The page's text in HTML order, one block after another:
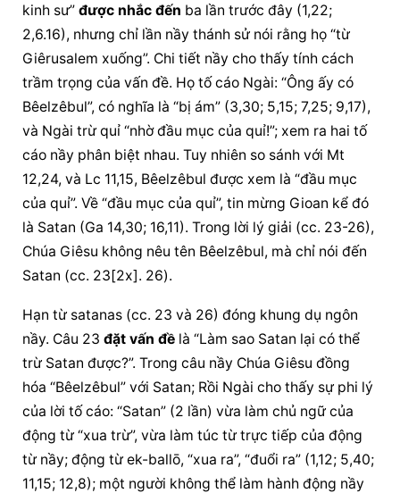
kinh sư” được nhắc đến ba lần trước đây (1,22;
2,6.16), nhưng chỉ lần nầy thánh sử nói rằng họ “từ
Giêrusalem xuống”. Chi tiết nầy cho thấy tính cách
trầm trọng của vấn đề. Họ tố cáo Ngài: “Ông ấy có
Bêelzêbul”, có nghĩa là “bị ám” (3,30; 5,15; 7,25; 9,17),
và Ngài trừ quỉ “nhờ đầu mục của quỉ!”; xem ra hai tố
cáo nầy phân biệt nhau. Tuy nhiên so sánh với Mt
12,24, và Lc 11,15, Bêelzêbul được xem là “đầu mục
của quỉ”. Về “đầu mục của quỉ”, tin mừng Gioan kể đó
là Satan (Ga 14,30; 16,11). Trong lời lý giải (cc. 23-26),
Chúa Giêsu không nêu tên Bêelzêbul, mà chỉ nói đến
Satan (cc. 23[2x]. 26).
Hạn từ satanas (cc. 23 và 26) đóng khung dụ ngôn
nầy. Câu 23 đặt vấn đề là “Làm sao Satan lại có thể
trừ Satan được?”. Trong câu nầy Chúa Giêsu đồng
hóa “Bêelzêbul” với Satan; Rồi Ngài cho thấy sự phi lý
của lời tố cáo: “Satan” (2 lần) vừa làm chủ ngữ của
động từ “xua trừ”, vừa làm túc từ trực tiếp của động
từ nầy; động từ ek-ballō, “xua ra”, “đuổi ra” (1,12; 5,40;
11,15; 12,8); một người không thể làm hành động nầy